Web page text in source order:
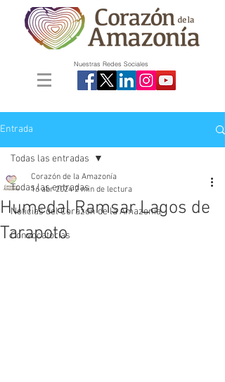
Nuestras Redes Sociales
Entrada
Todas las entradas
Noticias del Corazón de la Amazonía
Convocatorias
Todas las entradas
Humedal Ramsar Lagos de
Tarapoto
Corazón de la Amazonía
16 abr 2024 2 min de lectura